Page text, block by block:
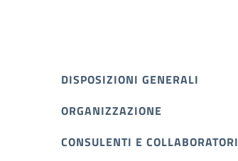
DISPOSIZIONI GENERALI
ORGANIZZAZIONE
CONSULENTI E COLLABORATORI